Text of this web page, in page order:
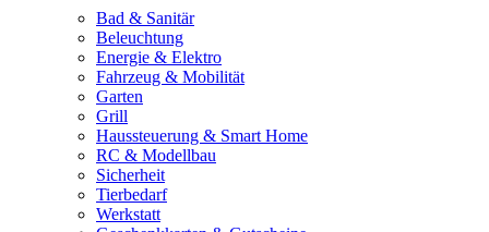
Bad & Sanitär
Beleuchtung
Energie & Elektro
Fahrzeug & Mobilität
Garten
Grill
Haussteuerung & Smart Home
RC & Modellbau
Sicherheit
Tierbedarf
Werkstatt